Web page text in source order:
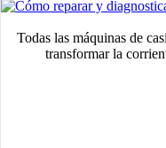
Todas las máquinas de
transformar la